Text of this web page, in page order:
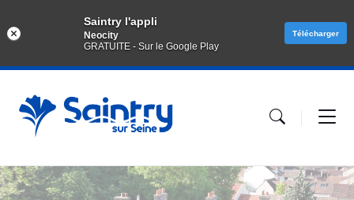
Aller
contenu
Passer
navigation
principale
Atteindre
Saintry l'appli
Neocity
GRATUITE - Sur le Google Play
Télécharger